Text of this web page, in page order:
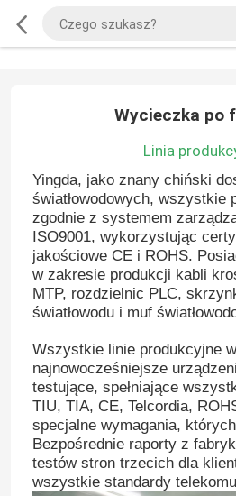
Wycieczka po
Linia
Yingda, jako znany chiński
światłowodowych, wszystkie
zgodnie z systemem
ISO9001, wykorzystując
jakościowe CE i ROHS.
w zakresie produkcji kabli
MTP, rozdzielnic PLC,
światłowodu i muf
Wszystkie linie produkcyjne
najnowocześniejsze
testujące, spełniające
TIU, TIA, CE, Telcordia,
specjalne wymagania,
Bezpośrednie raporty z
testów stron trzecich dla
wszystkie standardy